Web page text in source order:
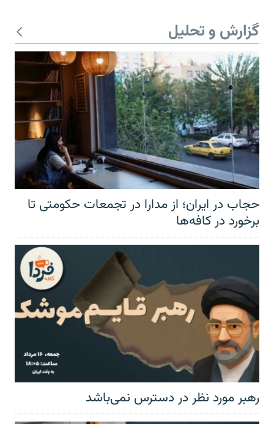
گزارش و تحلیل
حجاب در ایران؛ از مدارا در تجمعات حکومتی تا
برخورد در کافه‌ها
رهبر مورد نظر در دسترس نمی‌باشد